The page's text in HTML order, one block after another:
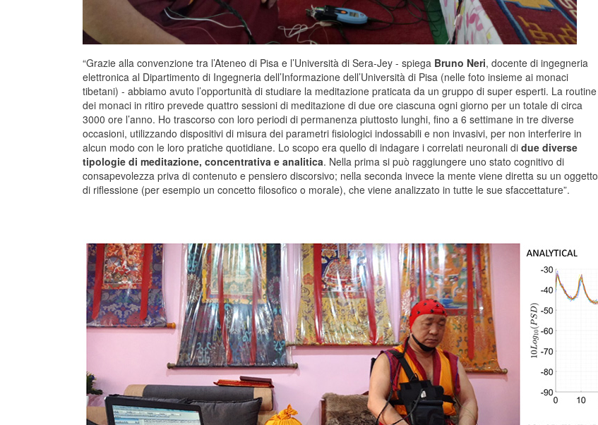
“Grazie alla convenzione tra l’Ateneo di Pisa e l’Università di Sera-Jey - spiega Bruno Neri, docente di ingegneria
elettronica al Dipartimento di Ingegneria dell’Informazione dell’Università di Pisa (nelle foto insieme ai monaci
tibetani) - abbiamo avuto l’opportunità di studiare la meditazione praticata da un gruppo di super esperti. La routine
dei monaci in ritiro prevede quattro sessioni di meditazione di due ore ciascuna ogni giorno per un totale di circa
3000 ore l’anno. Ho trascorso con loro periodi di permanenza piuttosto lunghi, fino a 6 settimane in tre diverse
occasioni, utilizzando dispositivi di misura dei parametri fisiologici indossabili e non invasivi, per non interferire in
alcun modo con le loro pratiche quotidiane. Lo scopo era quello di indagare i correlati neuronali di due diverse
tipologie di meditazione, concentrativa e analitica. Nella prima si può raggiungere uno stato cognitivo di
consapevolezza priva di contenuto e pensiero discorsivo; nella seconda invece la mente viene diretta su un oggetto
di riflessione (per esempio un concetto filosofico o morale), che viene analizzato in tutte le sue sfaccettature”.